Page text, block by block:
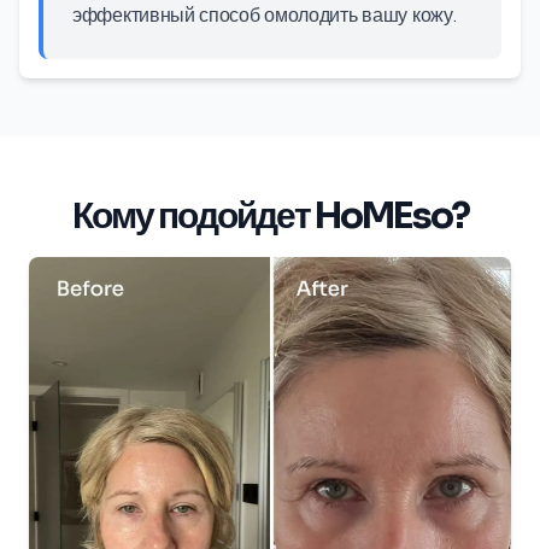
эффективный способ омолодить вашу кожу.
Кому подойдет HoMEso?